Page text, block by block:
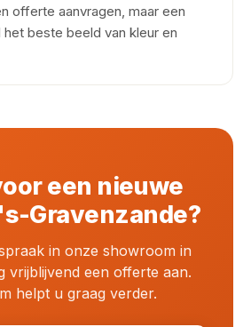
offerte aanvragen, maar een
beste beeld van kleur en
een nieuwe
Gravenzande?
in onze showroom in
vrijblijvend een offerte aan.
helpt u graag verder.